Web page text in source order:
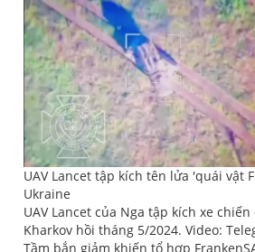
UAV Lancet tập kích tên lửa 'quái vật
Ukraine
UAV Lancet của Nga tập kích xe
Kharkov hồi tháng 5/2024. Video:
Tầm bắn giảm khiến tổ hợp